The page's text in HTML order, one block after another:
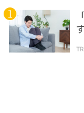
験を糧に、人と
験を重ねるほ
へ変わっていき